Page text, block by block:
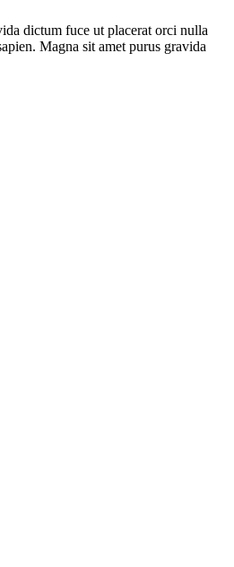
dictum fuce ut placerat orci nulla
Magna sit amet purus gravida